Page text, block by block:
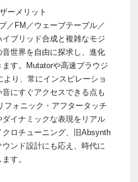
ーメリット
／FM／ウェーブテーブル／
ブリッド合成と複雑なモジ
世界を自由に探求し、進化
す。Mutatorや高速ブラウジ
り、常にインスピレーショ
にすぐアクセスできる点も
フォニック・アフタータッチ
イナミックな表現をリアル
ロチューニング、旧Absynth
ンド設計にも応え、時代に
す。